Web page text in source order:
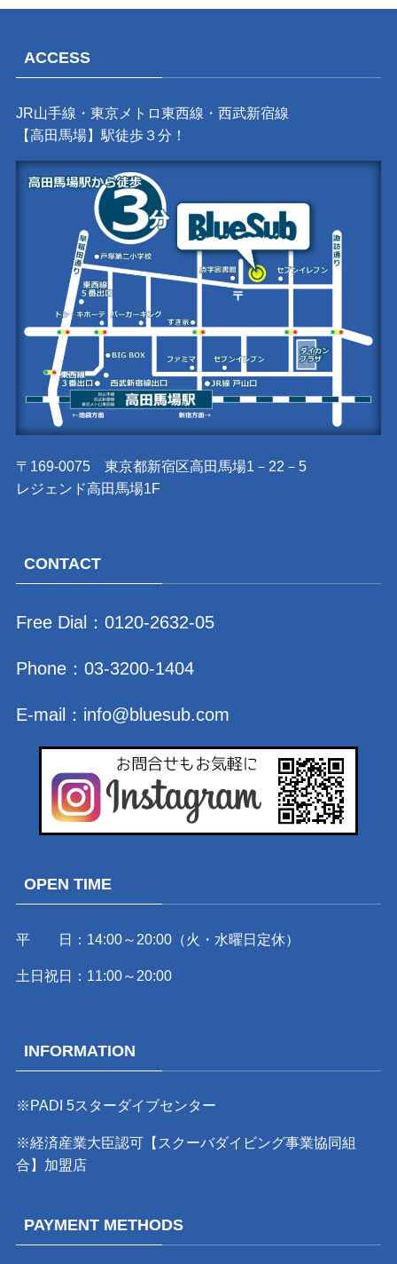
ACCESS
JR山手線・東京メトロ東西線・西武新宿線
【高田馬場】駅徒歩３分！
〒169-0075 東京都新宿区高田馬場1－22－5
レジェンド高田馬場1F
CONTACT
Free Dial： 0120-2632-05
Phone： 03-3200-1404
E-mail： info@bluesub.com
OPEN TIME
平 日：14:00～20:00（火・水曜日定休）
土日祝日：11:00～20:00
INFORMATION
※PADI 5スターダイブセンター
※経済産業大臣認可【スクーバダイビング事業協同組
合】加盟店
PAYMENT METHODS